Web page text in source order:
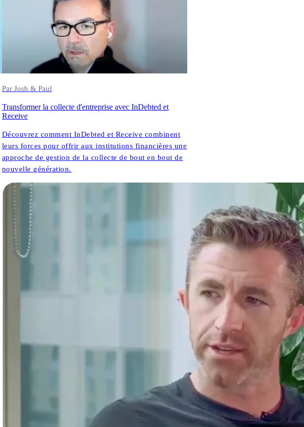
Par Josh & Paul
Transformer la collecte d'entreprise avec InDebted et
Receive
Découvrez comment InDebted et Receive combinent
leurs forces pour offrir aux institutions financières une
approche de gestion de la collecte de bout en bout de
nouvelle génération.